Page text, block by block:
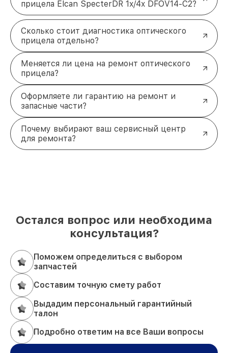
прицела Elcan SpecterDR 1x/4x DFOV14-C2?
Сколько стоит диагностика оптического
прицела отдельно?
Меняется ли цена на ремонт оптического
прицела?
Оформляете ли гарантию на ремонт и
запасные части?
Почему выбирают ваш сервисный центр
для ремонта?
Остался вопрос или необходима
консультация?
Поможем определиться с выбором
запчастей
Составим точную смету работ
Выдадим персональный гарантийный
талон
Подробно ответим на все Ваши вопросы